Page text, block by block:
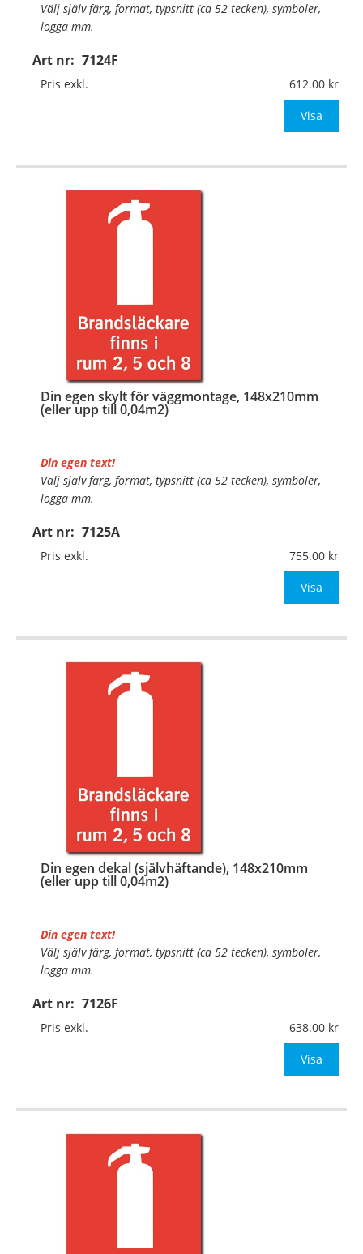
Art nr: 7124F
Välj själv färg, format, typsnitt (ca 52 tecken), symboler,
logga mm.
Material:Självhäftande folie
Mått:105x148mm (eller annat mått upp till 0,02m²)
Pris exkl. 612.00
Visa
Din egen skylt för väggmontage, 148x210mm
(eller upp till 0,04m2)
Art nr: 7125A
Din egen text!
Välj själv färg, format, typsnitt (ca 52 tecken), symboler,
logga mm.
Material:Plan aluminium, 0,7mm (väggmontage)
Mått:148x210mm (eller annat mått upp till 0,04m²)
Pris exkl. 755.00
Visa
Din egen dekal (självhäftande), 148x210mm
(eller upp till 0,04m2)
Art nr: 7126F
Din egen text!
Välj själv färg, format, typsnitt (ca 52 tecken), symboler,
logga mm.
Material:Självhäftande folie
Mått:148x210mm (eller annat mått upp till 0,04m²)
Pris exkl. 638.00
Visa